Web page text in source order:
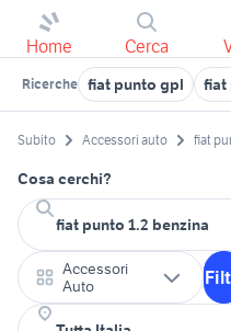
Home Cerca
Ricerche fiat punto gpl fiat
Subito Accessori auto fiat
Cosa cerchi?
Accessori
Auto